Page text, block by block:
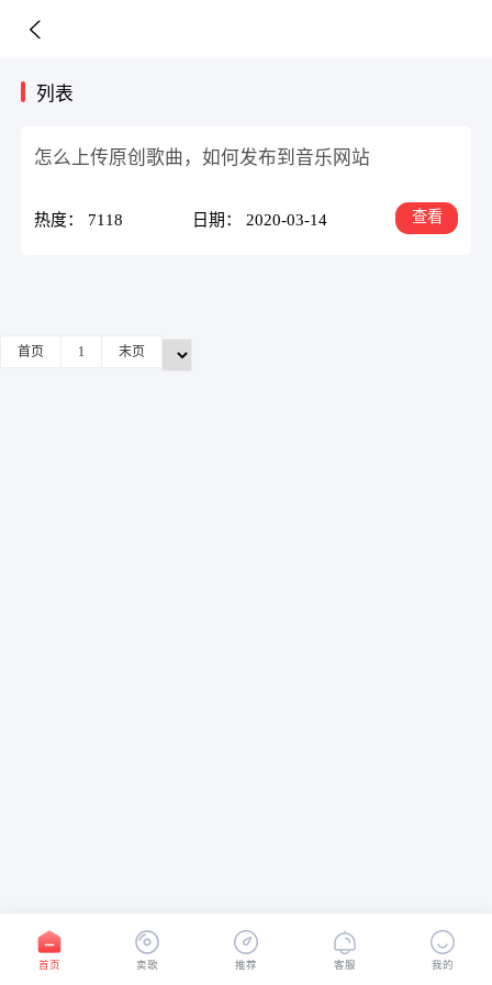
列表
怎么上传原创歌曲，如何发布到音乐网站
热度： 7118 日期： 2020-03-14 查看
首页 1 末页
首页 卖歌 推荐 客服 我的